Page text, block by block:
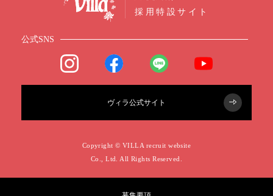
採用特設サイト
公式SNS
ヴィラ公式サイト
Copyright © VILLA recruit website
Co., Ltd. All Rights Reserved.